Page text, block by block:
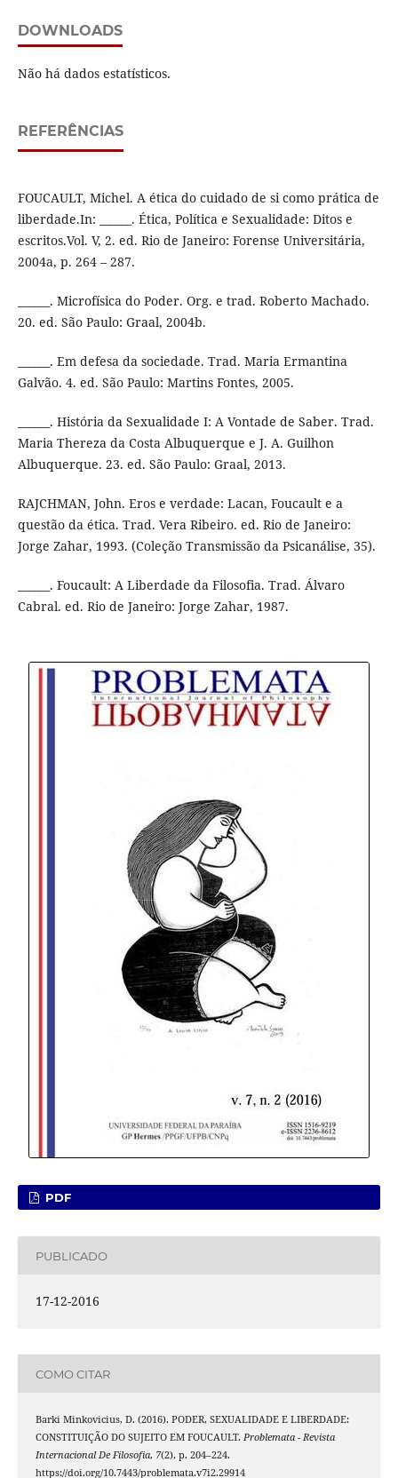
DOWNLOADS
Não há dados estatísticos.
REFERÊNCIAS
FOUCAULT, Michel. A ética do cuidado de si como prática de
liberdade.In: ______. Ética, Política e Sexualidade: Ditos e
escritos.Vol. V, 2. ed. Rio de Janeiro: Forense Universitária,
2004a, p. 264 – 287.
______. Microfísica do Poder. Org. e trad. Roberto Machado.
20. ed. São Paulo: Graal, 2004b.
______. Em defesa da sociedade. Trad. Maria Ermantina
Galvão. 4. ed. São Paulo: Martins Fontes, 2005.
______. História da Sexualidade I: A Vontade de Saber. Trad.
Maria Thereza da Costa Albuquerque e J. A. Guilhon
Albuquerque. 23. ed. São Paulo: Graal, 2013.
RAJCHMAN, John. Eros e verdade: Lacan, Foucault e a
questão da ética. Trad. Vera Ribeiro. ed. Rio de Janeiro:
Jorge Zahar, 1993. (Coleção Transmissão da Psicanálise, 35).
______. Foucault: A Liberdade da Filosofia. Trad. Álvaro
Cabral. ed. Rio de Janeiro: Jorge Zahar, 1987.
PDF
PUBLICADO
17-12-2016
COMO CITAR
Barki Minkovicius, D. (2016). PODER, SEXUALIDADE E LIBERDADE:
CONSTITUIÇÃO DO SUJEITO EM FOUCAULT. Problemata - Revista
Internacional De Filosofia, 7(2), p. 204–224.
https://doi.org/10.7443/problemata.v7i2.29914